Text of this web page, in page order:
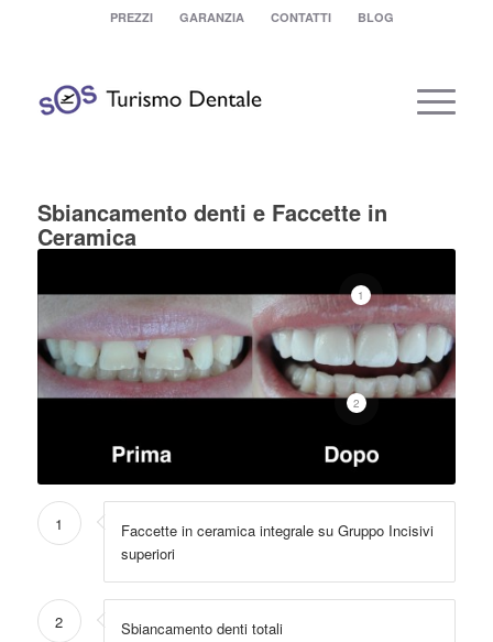
PREZZI GARANZIA CONTATTI BLOG
Sbiancamento denti e Faccette in
Ceramica
1
2
1
Faccette in ceramica integrale su Gruppo Incisivi
superiori
2 Sbiancamento denti totali